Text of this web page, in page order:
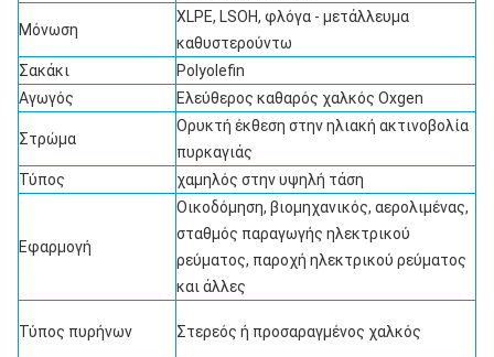
Μόνωση
XLPE, LSOH, φλόγα - μετάλλευμα
καθυστερούντω
Σακάκι
Polyolefin
Αγωγός
Ελεύθερος καθαρός χαλκός Oxgen
Στρώμα
Ορυκτή έκθεση στην ηλιακή ακτινοβολία
πυρκαγιάς
Τύπος
χαμηλός στην υψηλή τάση
Εφαρμογή
Οικοδόμηση, βιομηχανικός, αερολιμένας,
σταθμός παραγωγής ηλεκτρικού
ρεύματος, παροχή ηλεκτρικού ρεύματος
και άλλες
Τύπος πυρήνων Στερεός ή προσαραγμένος χαλκός